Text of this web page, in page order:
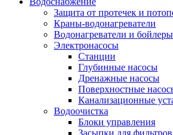
Строительные товары
Все для бани
Защита от протечек и
Краны-водонагреватели
Водонагреватели и бойлеры
Электронасосы
Станции
Глубинные насосы
Дренажные насосы
Поверхностные
Канализационные
Водоочистка
Блоки управления
Засыпки для фильтров